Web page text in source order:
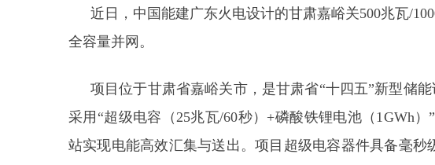
近日，中国能建广东火电设计的甘肃嘉峪关500兆瓦/
全容量并网。
项目位于甘肃省嘉峪关市，是甘肃省“十四五”新型储
采用“超级电容（25兆瓦/60秒）+磷酸铁锂电池（1GWh）
站实现电能高效汇集与送出。项目超级电容器件具备毫